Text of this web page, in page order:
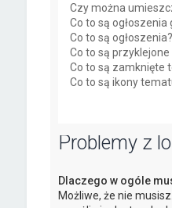
Czy można
Co to są ogłoszenia
Co to są ogłoszenia?
Co to są
Co to są zamknięte
Co to są ikony
Problemy z
Dlaczego w ogóle
Możliwe, że nie